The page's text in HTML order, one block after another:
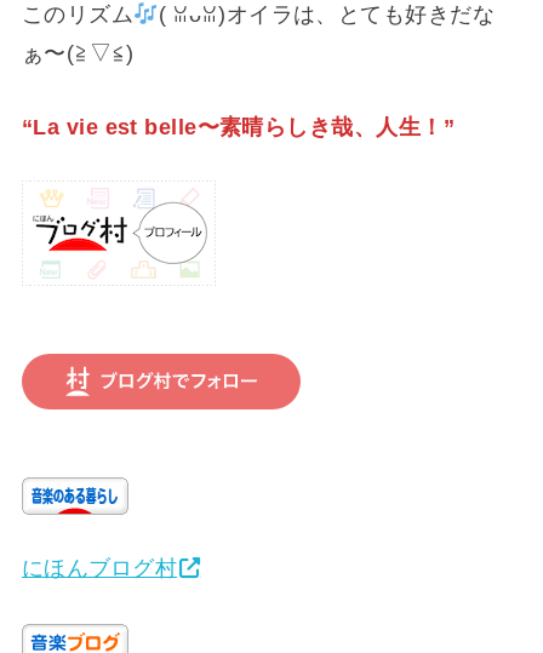
このリズム
(⁠ ⁠ꈍ⁠ᴗ⁠ꈍ⁠)オイラは、とても好きだな
ぁ〜(⁠≧⁠▽⁠≦⁠)
“La vie est belle〜素晴らしき哉、人生！”
にほんブログ村